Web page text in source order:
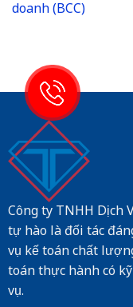
doanh (BCC)
Công ty TNHH Dịch
tự hào là đối tác
vụ kế toán chất
toán thực hành có
vụ.